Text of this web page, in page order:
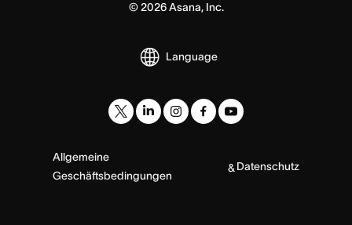
©2026Asana, Inc.
Language
Allgemeine
Geschäftsbedingungen
&Datenschutz